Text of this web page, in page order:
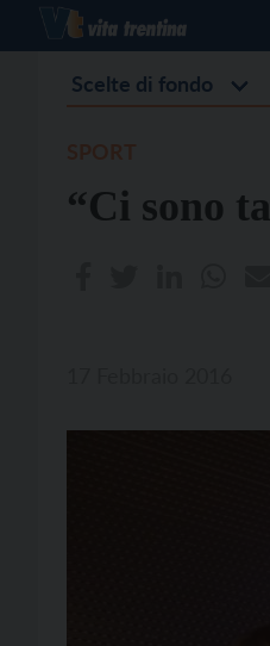
Scelte di fondo
“Ci sono